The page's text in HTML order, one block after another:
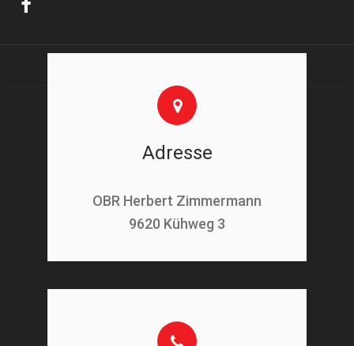
Adresse
OBR Herbert Zimmermann
9620 Kühweg 3